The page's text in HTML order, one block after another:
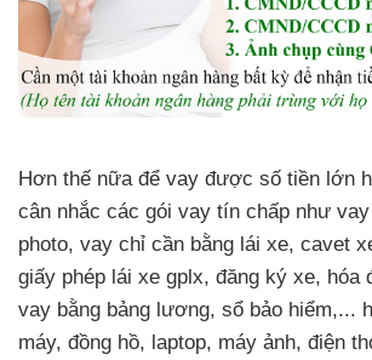
Hơn thế nữa để vay được số tiền lớn
cân nhắc các gói vay tín chấp như
photo, vay chỉ cần bằng lái xe, cavet
giấy phép lái xe gplx, đăng ký xe, hóa
vay bằng bảng lương, sổ bảo hiểm,...
máy, đồng hồ, laptop, máy ảnh, điện